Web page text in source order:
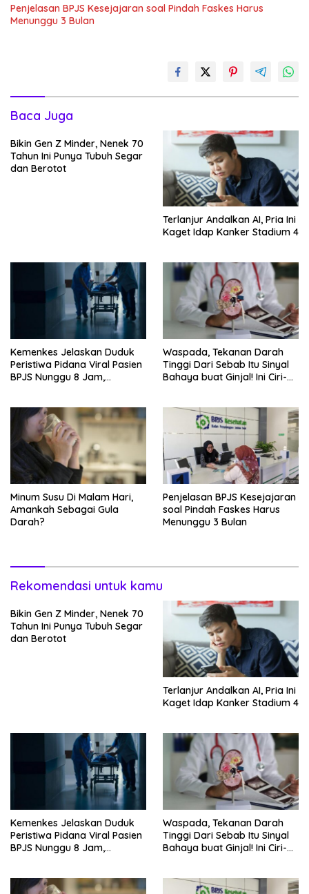
Penjelasan BPJS Kesejajaran soal Pindah Faskes Harus
Menunggu 3 Bulan
Baca Juga
Bikin Gen Z Minder, Nenek 70
Tahun Ini Punya Tubuh Segar
dan Berotot
Terlanjur Andalkan AI, Pria Ini
Kaget Idap Kanker Stadium 4
Kemenkes Jelaskan Duduk
Peristiwa Pidana Viral Pasien
BPJS Nunggu 8 Jam,
Waspada, Tekanan Darah
Tinggi Dari Sebab Itu Sinyal
Bahaya buat Ginjal! Ini Ciri-
Minum Susu Di Malam Hari,
Amankah Sebagai Gula
Darah?
Penjelasan BPJS Kesejajaran
soal Pindah Faskes Harus
Menunggu 3 Bulan
Rekomendasi untuk kamu
Bikin Gen Z Minder, Nenek 70
Tahun Ini Punya Tubuh Segar
dan Berotot
Terlanjur Andalkan AI, Pria Ini
Kaget Idap Kanker Stadium 4
Kemenkes Jelaskan Duduk
Peristiwa Pidana Viral Pasien
BPJS Nunggu 8 Jam,
Waspada, Tekanan Darah
Tinggi Dari Sebab Itu Sinyal
Bahaya buat Ginjal! Ini Ciri-